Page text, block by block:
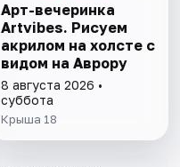
Арт-вечеринка
Artvibes. Рисуем
акрилом на холсте с
видом на Аврору
8 августа 2026 •
суббота
Крыша 18